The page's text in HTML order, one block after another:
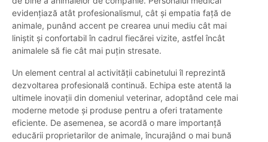
evidențiază atât profesionalismul, cât și empatia față de
animale, punând accent pe crearea unui mediu cât mai
liniștit și confortabil în cadrul fiecărei vizite, astfel încât
animalele să fie cât mai puțin stresate.
Un element central al activității cabinetului îl reprezintă
dezvoltarea profesională continuă. Echipa este atentă la
ultimele inovații din domeniul veterinar, adoptând cele mai
moderne metode și produse pentru a oferi tratamente
eficiente. De asemenea, se acordă o mare importanță
educării proprietarilor de animale, încurajând o mai bună